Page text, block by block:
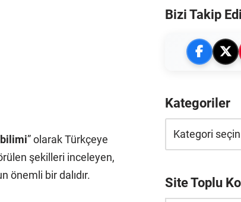
” olarak Türkçeye
şekilleri inceleyen,
önemli bir dalıdır.
Bizi Takip
Kategoriler
Site Toplu